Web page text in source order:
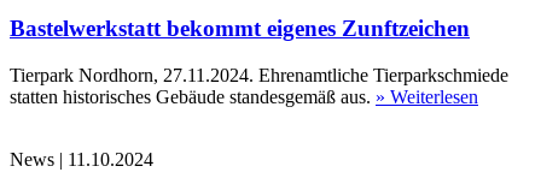
Bastelwerkstatt bekommt eigenes Zunftzeichen
Tierpark Nordhorn, 27.11.2024. Ehrenamtliche Tierparkschmiede
statten historisches Gebäude standesgemäß aus. » Weiterlesen
News | 11.10.2024